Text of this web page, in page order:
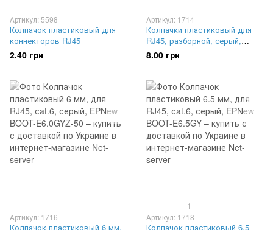
Артикул: 5598
Колпачок пластиковый для
коннекторов RJ45
2.40 грн
Артикул: 1714
Колпачки пластиковый для
RJ45, разборной, серый,
EPNew SR-C9
8.00 грн
Артикул: 1716
Колпачок пластиковый 6 мм,
1
Артикул: 1718
Колпачок пластиковый 6.5